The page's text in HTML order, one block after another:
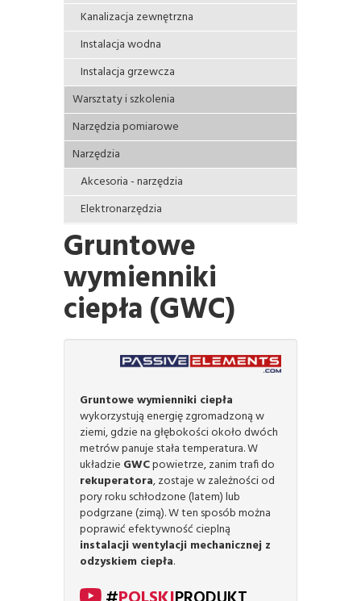
Kanalizacja zewnętrzna
Instalacja wodna
Instalacja grzewcza
Warsztaty i szkolenia
Narzędzia pomiarowe
Narzędzia
Akcesoria - narzędzia
Elektronarzędzia
Gruntowe
wymienniki
ciepła (GWC)
Gruntowe wymienniki ciepła
wykorzystują energię zgromadzoną w
ziemi, gdzie na głębokości około dwóch
metrów panuje stała temperatura. W
układzie GWCpowietrze, zanim trafi do
rekuperatora, zostaje w zależności od
pory roku schłodzone (latem) lub
podgrzane (zimą). W ten sposób można
poprawić efektywność cieplną
instalacji wentylacji mechanicznej z
odzyskiem ciepła.